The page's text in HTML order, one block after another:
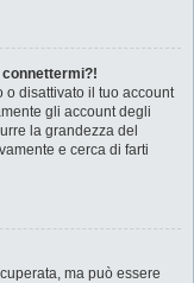
connettermi?!
o disattivato il tuo account
gli account degli
la grandezza del
e cerca di farti
ma può essere